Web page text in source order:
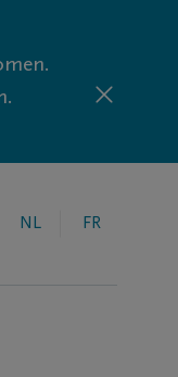
NL FR